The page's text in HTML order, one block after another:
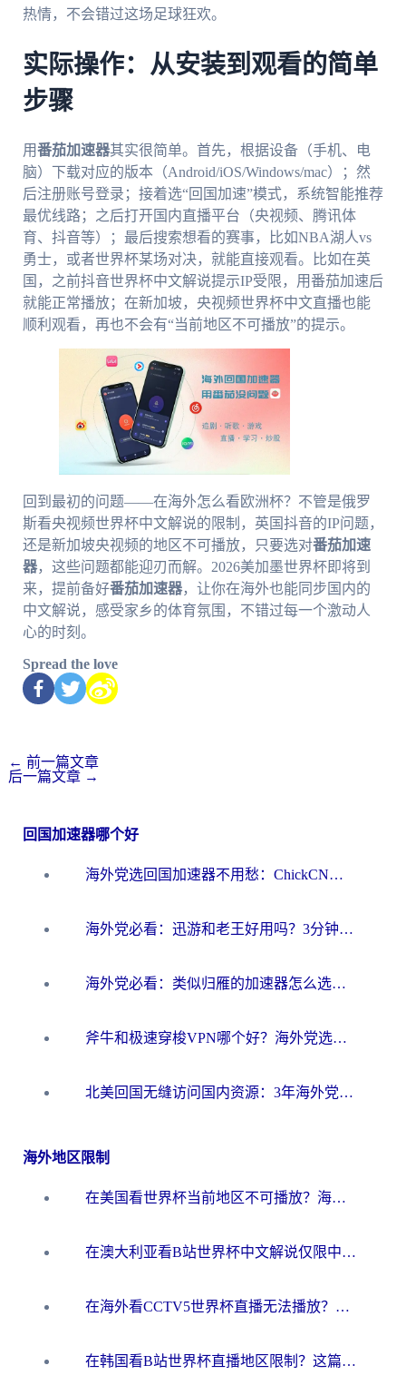
热情，不会错过这场足球狂欢。
实际操作：从安装到观看的简单
步骤
用番茄加速器其实很简单。首先，根据设备（手机、电
脑）下载对应的版本（Android/iOS/Windows/mac）；然
后注册账号登录；接着选“回国加速”模式，系统智能推荐
最优线路；之后打开国内直播平台（央视频、腾讯体
育、抖音等）；最后搜索想看的赛事，比如NBA湖人vs
勇士，或者世界杯某场对决，就能直接观看。比如在英
国，之前抖音世界杯中文解说提示IP受限，用番茄加速后
就能正常播放；在新加坡，央视频世界杯中文直播也能
顺利观看，再也不会有“当前地区不可播放”的提示。
回到最初的问题——在海外怎么看欧洲杯？不管是俄罗
斯看央视频世界杯中文解说的限制，英国抖音的IP问题，
还是新加坡央视频的地区不可播放，只要选对番茄加速
器，这些问题都能迎刃而解。2026美加墨世界杯即将到
来，提前备好番茄加速器，让你在海外也能同步国内的
中文解说，感受家乡的体育氛围，不错过每一个激动人
心的时刻。
Spread the love
← 前一篇文章
后一篇文章 →
回国加速器哪个好
海外党选回国加速器不用愁：ChickCN和洞见哪个好？一篇搞定所有疑问
海外党必看：迅游和老王好用吗？3分钟选对加速国内网络的加速器
海外党必看：类似归雁的加速器怎么选？一篇搞定无缝访问国内资源
斧牛和极速穿梭VPN哪个好？海外党选回国加速器必看的真实对比与避坑指南
北美回国无缝访问国内资源：3年海外党亲测的加速器选择指南
海外地区限制
在美国看世界杯当前地区不可播放？海外党体育观赛终极指南来了！
在澳大利亚看B站世界杯中文解说仅限中国大陆？这篇指南帮你打破限制看遍赛事
在海外看CCTV5世界杯直播无法播放？这篇指南让你和国内球迷同步呐喊
在韩国看B站世界杯直播地区限制？这篇指南让你告别“当前地区不可播放”